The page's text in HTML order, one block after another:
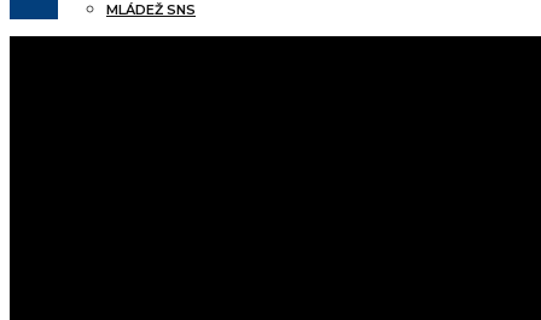
MLÁDEŽ SNS